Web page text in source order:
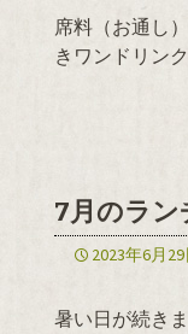
席料（お通し
きワンドリン
7月のラン
2023年6月29
暑い日が続き